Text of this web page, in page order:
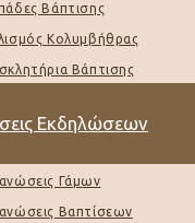
Βάπτισης
Κολυμβήθρας
Βάπτισης
Εκδηλώσεων
Γάμων
Βαπτίσεων